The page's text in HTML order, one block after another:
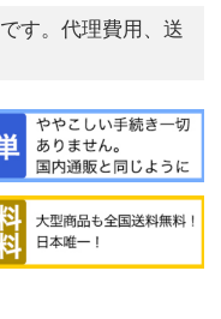
す。代理費用、送